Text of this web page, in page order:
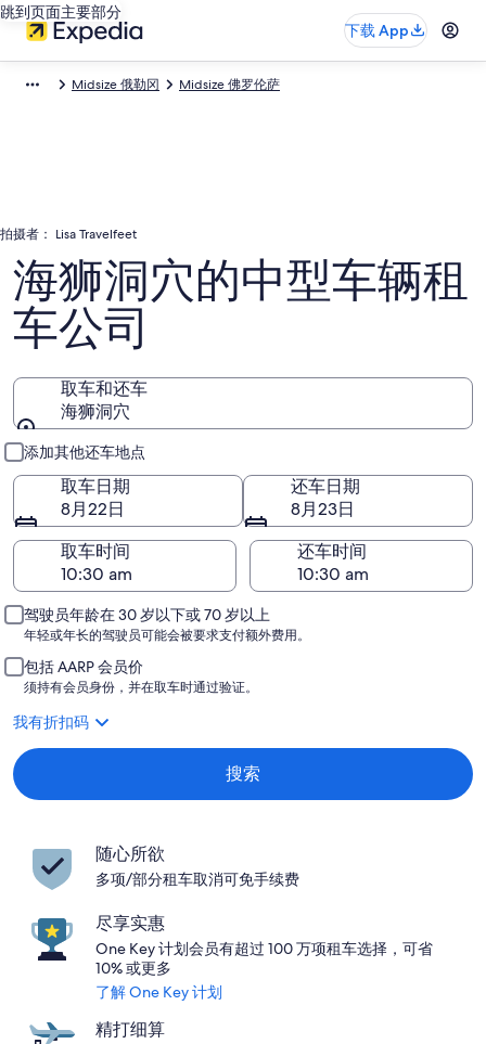
跳到页面主要部分
下载 App
Midsize 俄勒冈 Midsize 佛罗伦萨
拍摄者： Lisa Travelfeet
海狮洞穴的中型车辆租
车公司
取车和还车
海狮洞穴
取车和还车
添加其他还车地点
取车日期
8月22日
还车日期
8月23日
取车时间
还车时间
驾驶员年龄在 30 岁以下或 70 岁以上
年轻或年长的驾驶员可能会被要求支付额外费用。
包括 AARP 会员价
须持有会员身份，并在取车时通过验证。
我有折扣码
搜索
随心所欲
多项/部分租车取消可免手续费
尽享实惠
One Key 计划会员有超过 100 万项租车选择，可省
10% 或更多
了解 One Key 计划
精打细算